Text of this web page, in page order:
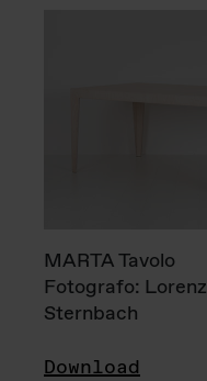
MARTA Tavolo
Fotografo: Lorenz
Sternbach
Download